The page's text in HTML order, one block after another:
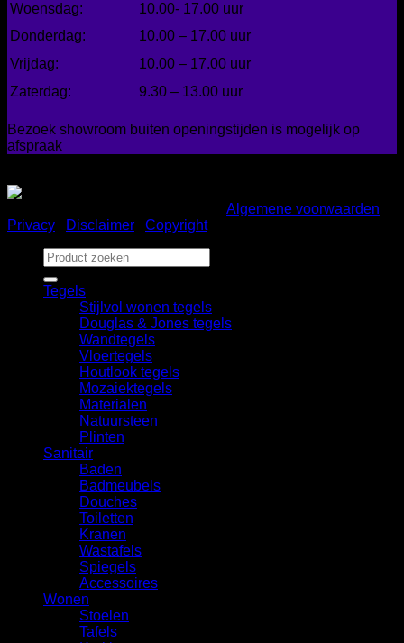
Woensdag:
10.00- 17.00 uur
Donderdag:
10.00 – 17.00 uur
Vrijdag:
10.00 – 17.00 uur
Zaterdag:
9.30 – 13.00 uur
Bezoek showroom buiten openingstijden is mogelijk op
afspraak
Algemene voorwaarden
Privacy
Disclaimer
Copyright
Zoeken
naar:
Tegels
Stijlvol wonen tegels
Douglas & Jones tegels
Wandtegels
Vloertegels
Houtlook tegels
Mozaiektegels
Materialen
Natuursteen
Plinten
Sanitair
Baden
Badmeubels
Douches
Toiletten
Kranen
Wastafels
Spiegels
Accessoires
Wonen
Stoelen
Tafels